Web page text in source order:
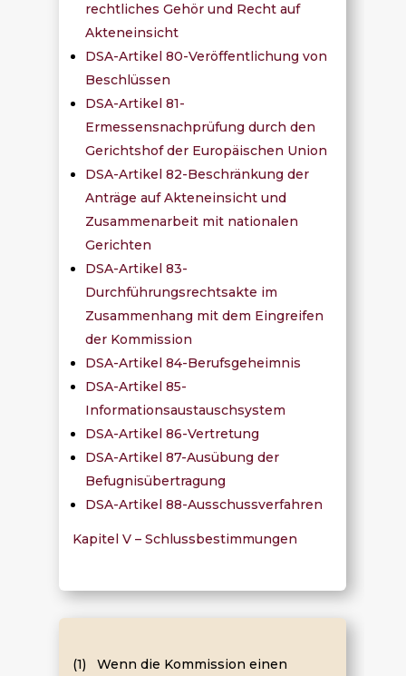
rechtliches Gehör und Recht auf
Akteneinsicht
DSA-Artikel 80-Veröffentlichung von
Beschlüssen
DSA-Artikel 81-
Ermessensnachprüfung durch den
Gerichtshof der Europäischen Union
DSA-Artikel 82-Beschränkung der
Anträge auf Akteneinsicht und
Zusammenarbeit mit nationalen
Gerichten
DSA-Artikel 83-
Durchführungsrechtsakte im
Zusammenhang mit dem Eingreifen
der Kommission
DSA-Artikel 84-Berufsgeheimnis
DSA-Artikel 85-
Informationsaustauschsystem
DSA-Artikel 86-Vertretung
DSA-Artikel 87-Ausübung der
Befugnisübertragung
DSA-Artikel 88-Ausschussverfahren
Kapitel V – Schlussbestimmungen
(1) Wenn die Kommission einen